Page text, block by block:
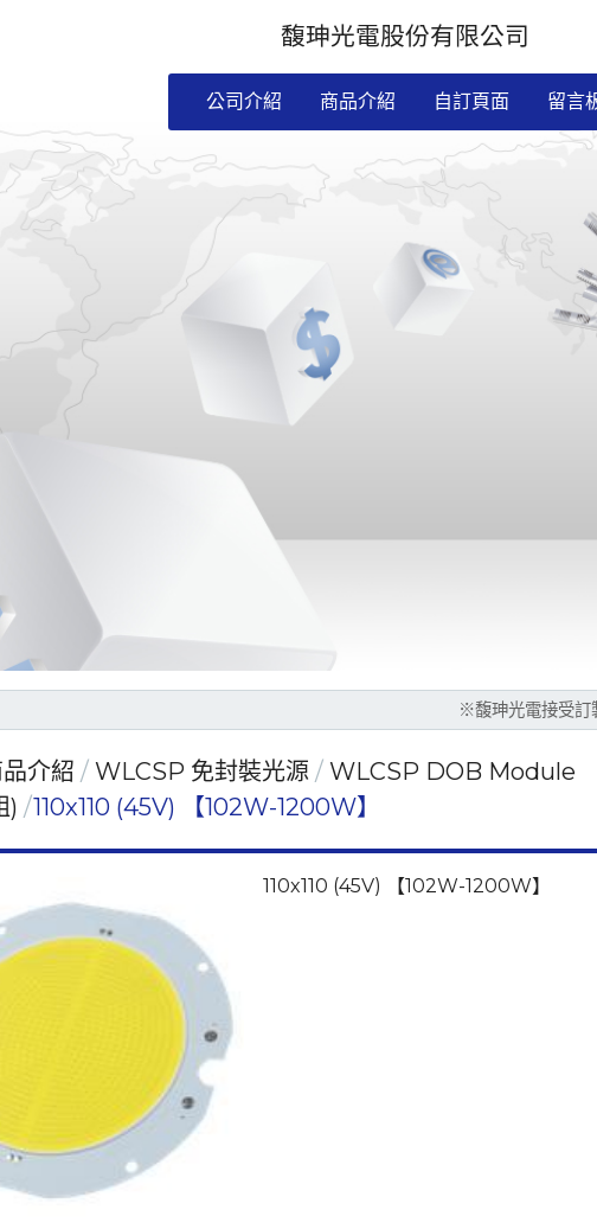
馥珅光電股份有限公司
公司介紹 商品介紹 自訂頁面 留言
※馥珅光電接受訂
介紹 WLCSP 免封裝光源
WLCSP DOB Module
) 110x110 (45V) 【102W-1200W】
110x110 (45V) 【102W-1200W】